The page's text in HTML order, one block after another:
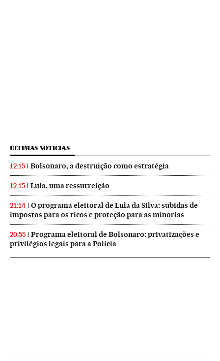
ÚLTIMAS NOTICIAS
12:15 Bolsonaro, a destruição como estratégia
12:15 Lula, uma ressurreição
21:14
O programa eleitoral de Lula da Silva: subidas de
impostos para os ricos e proteção para as minorias
20:55
Programa eleitoral de Bolsonaro: privatizações e
privilégios legais para a Polícia